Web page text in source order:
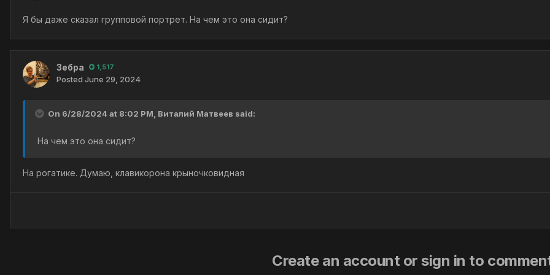
Я бы даже сказал групповой портрет. На чем это она сидит?
Зебра 1,517
Posted June 29, 2024
On 6/28/2024 at 8:02 PM, Виталий Матвеев said:
На чем это она сидит?
На рогатике. Думаю, клавикорона крыночковидная
Create an account or sign in to